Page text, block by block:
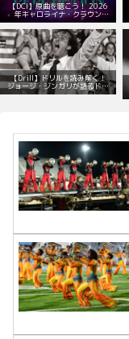
【DCI】原曲を聴こう！ 2026
年キャロライナ・クラウン
『The Doors of Perception』
レパートリー！
【Drill】ドリルを読み解く！
ジョージ・ジンガリが語るドリ
ルデザインの本質とは？